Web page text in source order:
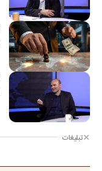
تبلیغات